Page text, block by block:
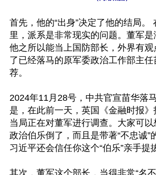
首先，他的“出身”决定了他的结局。
里，派系是非常现实的问题。董军
他之所以能当上国防部长，外界有观
了已经落马的原军委政治工作部主
荐。
2024年11月28号，中共官宣苗华落
是，在此前一天，英国《金融时报
当局正在对董军进行调查。大家可
政治伯乐倒了，而且是带著“不忠诚”
习近平还会信任你这个“伯乐”亲手提
其次，董军这个部长，当得非常“名不